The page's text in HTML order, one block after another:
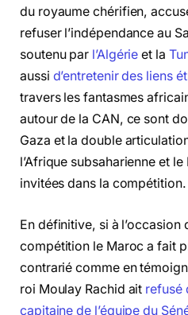
du royaume chérifien,
refuser l’indépendance au
soutenu par l’Algérie et la
aussi d’entretenir des liens
travers les fantasmes
autour de la CAN, ce sont
Gaza et la double
l’Afrique subsaharienne et
invitées dans la compétition.
En définitive, si à l’occasion
compétition le Maroc a fait
contrarié comme en
roi Moulay Rachid ait refusé
capitaine de l’équipe du